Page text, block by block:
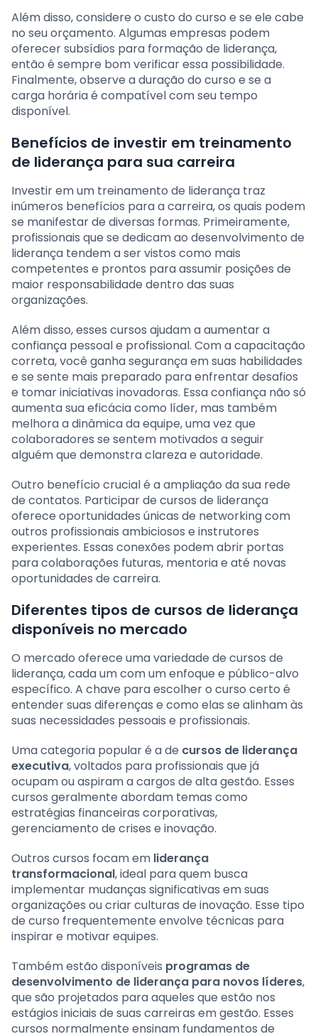
Além disso, considere o custo do curso e se ele cabe
no seu orçamento. Algumas empresas podem
oferecer subsídios para formação de liderança,
então é sempre bom verificar essa possibilidade.
Finalmente, observe a duração do curso e se a
carga horária é compatível com seu tempo
disponível.
Benefícios de investir em treinamento
de liderança para sua carreira
Investir em um treinamento de liderança traz
inúmeros benefícios para a carreira, os quais podem
se manifestar de diversas formas. Primeiramente,
profissionais que se dedicam ao desenvolvimento de
liderança tendem a ser vistos como mais
competentes e prontos para assumir posições de
maior responsabilidade dentro das suas
organizações.
Além disso, esses cursos ajudam a aumentar a
confiança pessoal e profissional. Com a capacitação
correta, você ganha segurança em suas habilidades
e se sente mais preparado para enfrentar desafios
e tomar iniciativas inovadoras. Essa confiança não só
aumenta sua eficácia como líder, mas também
melhora a dinâmica da equipe, uma vez que
colaboradores se sentem motivados a seguir
alguém que demonstra clareza e autoridade.
Outro benefício crucial é a ampliação da sua rede
de contatos. Participar de cursos de liderança
oferece oportunidades únicas de networking com
outros profissionais ambiciosos e instrutores
experientes. Essas conexões podem abrir portas
para colaborações futuras, mentoria e até novas
oportunidades de carreira.
Diferentes tipos de cursos de liderança
disponíveis no mercado
O mercado oferece uma variedade de cursos de
liderança, cada um com um enfoque e público-alvo
específico. A chave para escolher o curso certo é
entender suas diferenças e como elas se alinham às
suas necessidades pessoais e profissionais.
Uma categoria popular é a de cursos de liderança
executiva, voltados para profissionais que já
ocupam ou aspiram a cargos de alta gestão. Esses
cursos geralmente abordam temas como
estratégias financeiras corporativas,
gerenciamento de crises e inovação.
Outros cursos focam em liderança
transformacional, ideal para quem busca
implementar mudanças significativas em suas
organizações ou criar culturas de inovação. Esse tipo
de curso frequentemente envolve técnicas para
inspirar e motivar equipes.
Também estão disponíveis programas de
desenvolvimento de liderança para novos líderes,
que são projetados para aqueles que estão nos
estágios iniciais de suas carreiras em gestão. Esses
cursos normalmente ensinam fundamentos de